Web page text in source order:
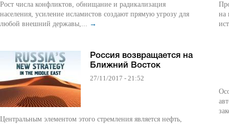
Рост числа конфликтов, обнищание и радикализация
населения, усиление исламистов создают прямую угрозу для
любой внешний державы,... →
Россия возвращается на
Ближний Восток
27/11/2017 - 21:52
Центральным элементом этого стремления является нефть,
на